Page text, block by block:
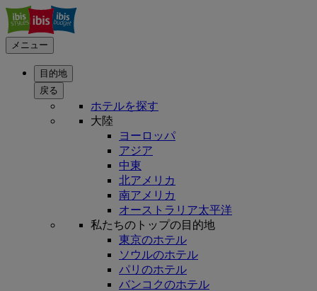
メニュー
目的地
戻る
ホテルを探す
大陸
ヨーロッパ
アジア
中東
北アメリカ
南アメリカ
オーストラリア太平洋
私たちのトップの目的地
東京のホテル
ソウルのホテル
パリのホテル
バンコクのホテル